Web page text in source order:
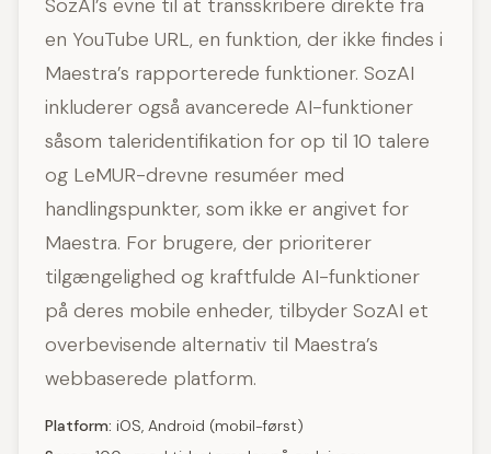
SozAI’s evne til at transskribere direkte fra
en YouTube URL, en funktion, der ikke findes i
Maestra’s rapporterede funktioner. SozAI
inkluderer også avancerede AI-funktioner
såsom taleridentifikation for op til 10 talere
og LeMUR-drevne resuméer med
handlingspunkter, som ikke er angivet for
Maestra. For brugere, der prioriterer
tilgængelighed og kraftfulde AI-funktioner
på deres mobile enheder, tilbyder SozAI et
overbevisende alternativ til Maestra’s
webbaserede platform.
Platform: iOS, Android (mobil-først)